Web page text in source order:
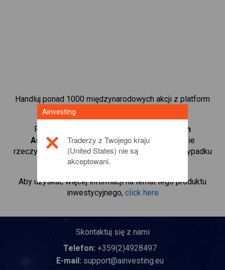
Handluj ponad 1000 międzynarodowych akcji z platform
handlową CFD od Ainvesting.
Rozpocznij handel kontraktami CFD w
Rivian
Automotive, Inc.. Uzyskaj notowania w czasie
rzeczywistym i otrzymuj dywidendy tak, jak w przypadku
rzeczywistego posiadania akcji.
Aby uzyskać więcej informacji na temat tego produktu
inwestycyjnego, click here
Skontaktuj się z nami
Telefon: +359(2)4928497
E-mail: support@ainvesting.eu
Ainvesting
Traderzy z Twojego kraju
(United States) nie są
akceptowani.